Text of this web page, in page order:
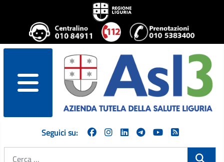
menu
Seguici su: